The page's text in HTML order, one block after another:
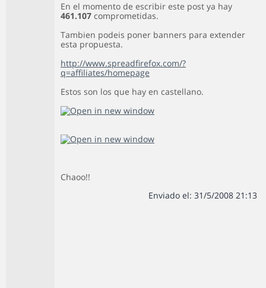
En el momento de escribir este post ya hay
461.107 comprometidas.
Tambien podeis poner banners para extender
esta propuesta.
http://www.spreadfirefox.com/?
q=affiliates/homepage
Estos son los que hay en castellano.
Chaoo!!
Enviado el: 31/5/2008 21:13